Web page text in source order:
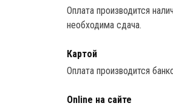
Оплата производится
необходима сдача.
Картой
Оплата производится
Online на сайте